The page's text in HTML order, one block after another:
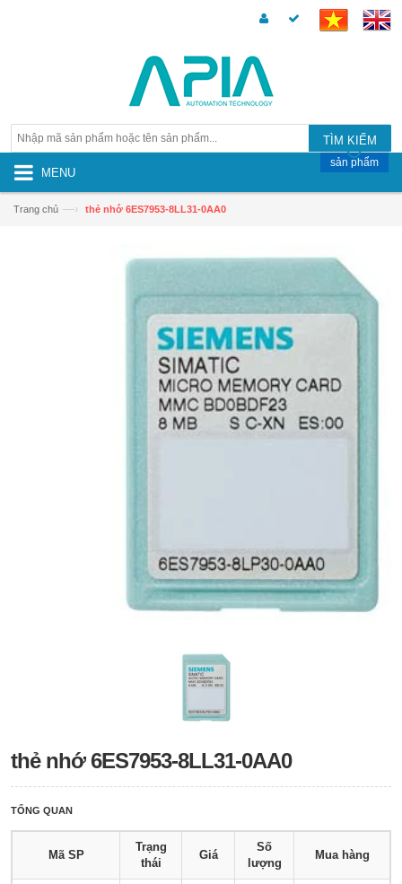
TÌM KIẾM
MENU
sản phẩm
Trang chủ —› thẻ nhớ 6ES7953-8LL31-0AA0
thẻ nhớ 6ES7953-8LL31-0AA0
TỔNG QUAN
Mã SP
Trạng
thái
Giá
Số
lượng
Mua hàng